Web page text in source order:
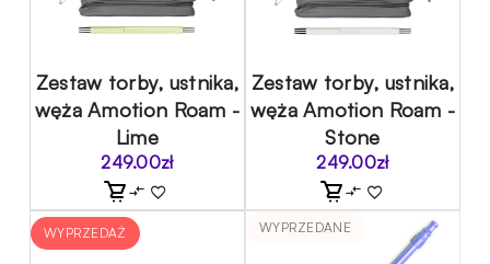
Zestaw torby, ustnika,
węża Amotion Roam -
Lime
249.00zł
Zestaw torby, ustnika,
węża Amotion Roam -
Stone
249.00zł
WYPRZEDAŻ WYPRZEDANE